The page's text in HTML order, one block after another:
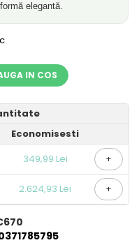
elegantă.
IN COS
Economisesti
349,99 Lei +
2.624,93 Lei +